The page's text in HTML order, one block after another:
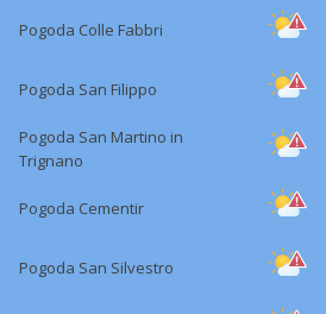
Pogoda Colle Fabbri
Pogoda San Filippo
Pogoda San Martino in
Trignano
Pogoda Cementir
Pogoda San Silvestro